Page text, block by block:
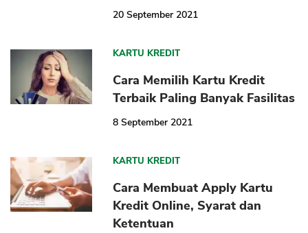
20 September 2021
KARTU KREDIT
Cara Memilih Kartu Kredit
Terbaik Paling Banyak Fasilitas
8 September 2021
KARTU KREDIT
Cara Membuat Apply Kartu
Kredit Online, Syarat dan
Ketentuan